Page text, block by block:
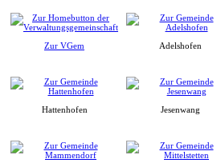
Zur VGem Adelshofen
Hattenhofen Jesenwang